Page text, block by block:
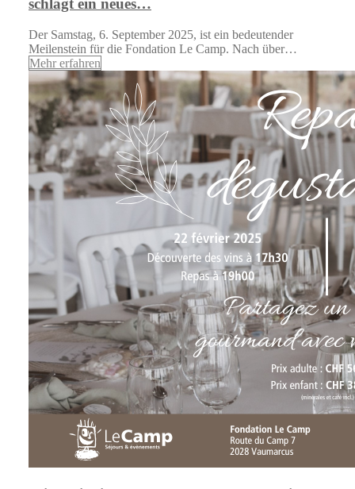
schlägt ein neues…
Der Samstag, 6. September 2025, ist ein bedeutender
Meilenstein für die Fondation Le Camp. Nach über…
Mehr erfahren